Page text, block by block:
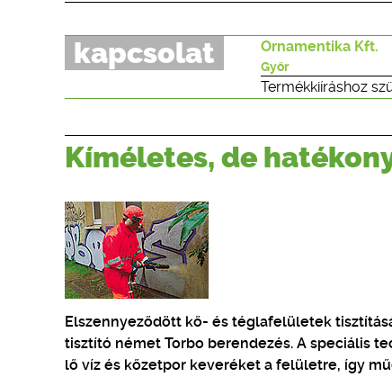
kapcsolat Ornamentika Kft.
Győr
Termékkiíráshoz
Kíméletes, de
Elszennyeződött kő- és téglafelületek
tisztító német Torbo berendezés. A speciális
lő víz és kőzetpor keveréket a felületre, így